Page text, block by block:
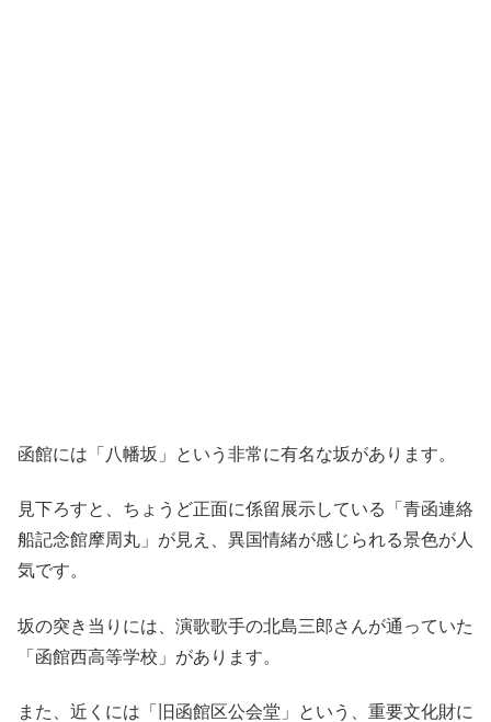
函館には「八幡坂」という非常に有名な坂があります。
見下ろすと、ちょうど正面に係留展示している「青函連絡
船記念館摩周丸」が見え、異国情緒が感じられる景色が人
気です。
坂の突き当りには、演歌歌手の北島三郎さんが通っていた
「函館西高等学校」があります。
また、近くには「旧函館区公会堂」という、重要文化財に